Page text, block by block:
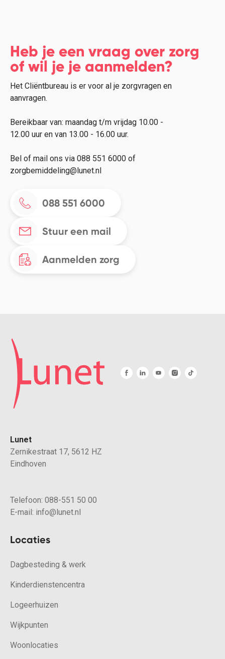
Heb je een vraag over zorg
of wil je je aanmelden?
Het Cliëntbureau is er voor al je zorgvragen en
aanvragen.
Bereikbaar van: maandag t/m vrijdag 10.00 -
12.00 uur en van 13.00 - 16.00 uur.
Bel of mail ons via 088 551 6000 of
zorgbemiddeling@lunet.nl
088 551 6000
Stuur een mail
Aanmelden zorg
Lunet
Zernikestraat 17, 5612 HZ
Eindhoven
Telefoon: 088-551 50 00
E-mail: info@lunet.nl
Locaties
Dagbesteding & werk
Kinderdienstencentra
Logeerhuizen
Wijkpunten
Woonlocaties